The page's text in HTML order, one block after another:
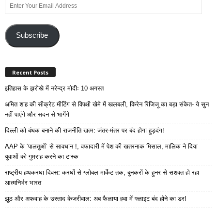
Enter
Your
AddressSubscribe
Recent Posts
इतिहास के झरोखे में नरेन्द्र मोदीः 10 अगस्त
अमित शाह की सीक्रेट मीटिंग से विपक्षी खेमे में खलबली, किरेन रिजिजू का बड़ा संकेत- ये सुन
नहीं पाएंगे और सदन से भागेंगे
दिल्ली को बंधक बनाने की राजनीति खत्म: जंतर-मंतर पर बंद होगा हुड़दंग!
AAP के ‘पालतुओं’ से सावधान !, वफादारी में पेश की खतरनाक मिसाल, मालिक ने दिया
युवाओं को गुमराह करने का टास्क
राष्ट्रीय हथकरघा दिवस: करघों से ग्लोबल मार्केट तक, बुनकरों के हुनर से सशक्त हो रहा
आत्मनिर्भर भारत
झूठ और अफवाह के उस्ताद केजरीवाल: अब फैलाया हवा में फ्लाइट बंद होने का डर!